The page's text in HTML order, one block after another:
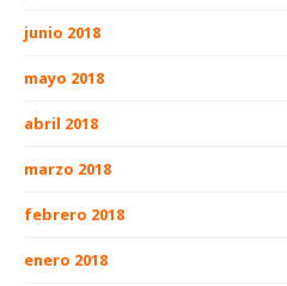
junio 2018
mayo 2018
abril 2018
marzo 2018
febrero 2018
enero 2018